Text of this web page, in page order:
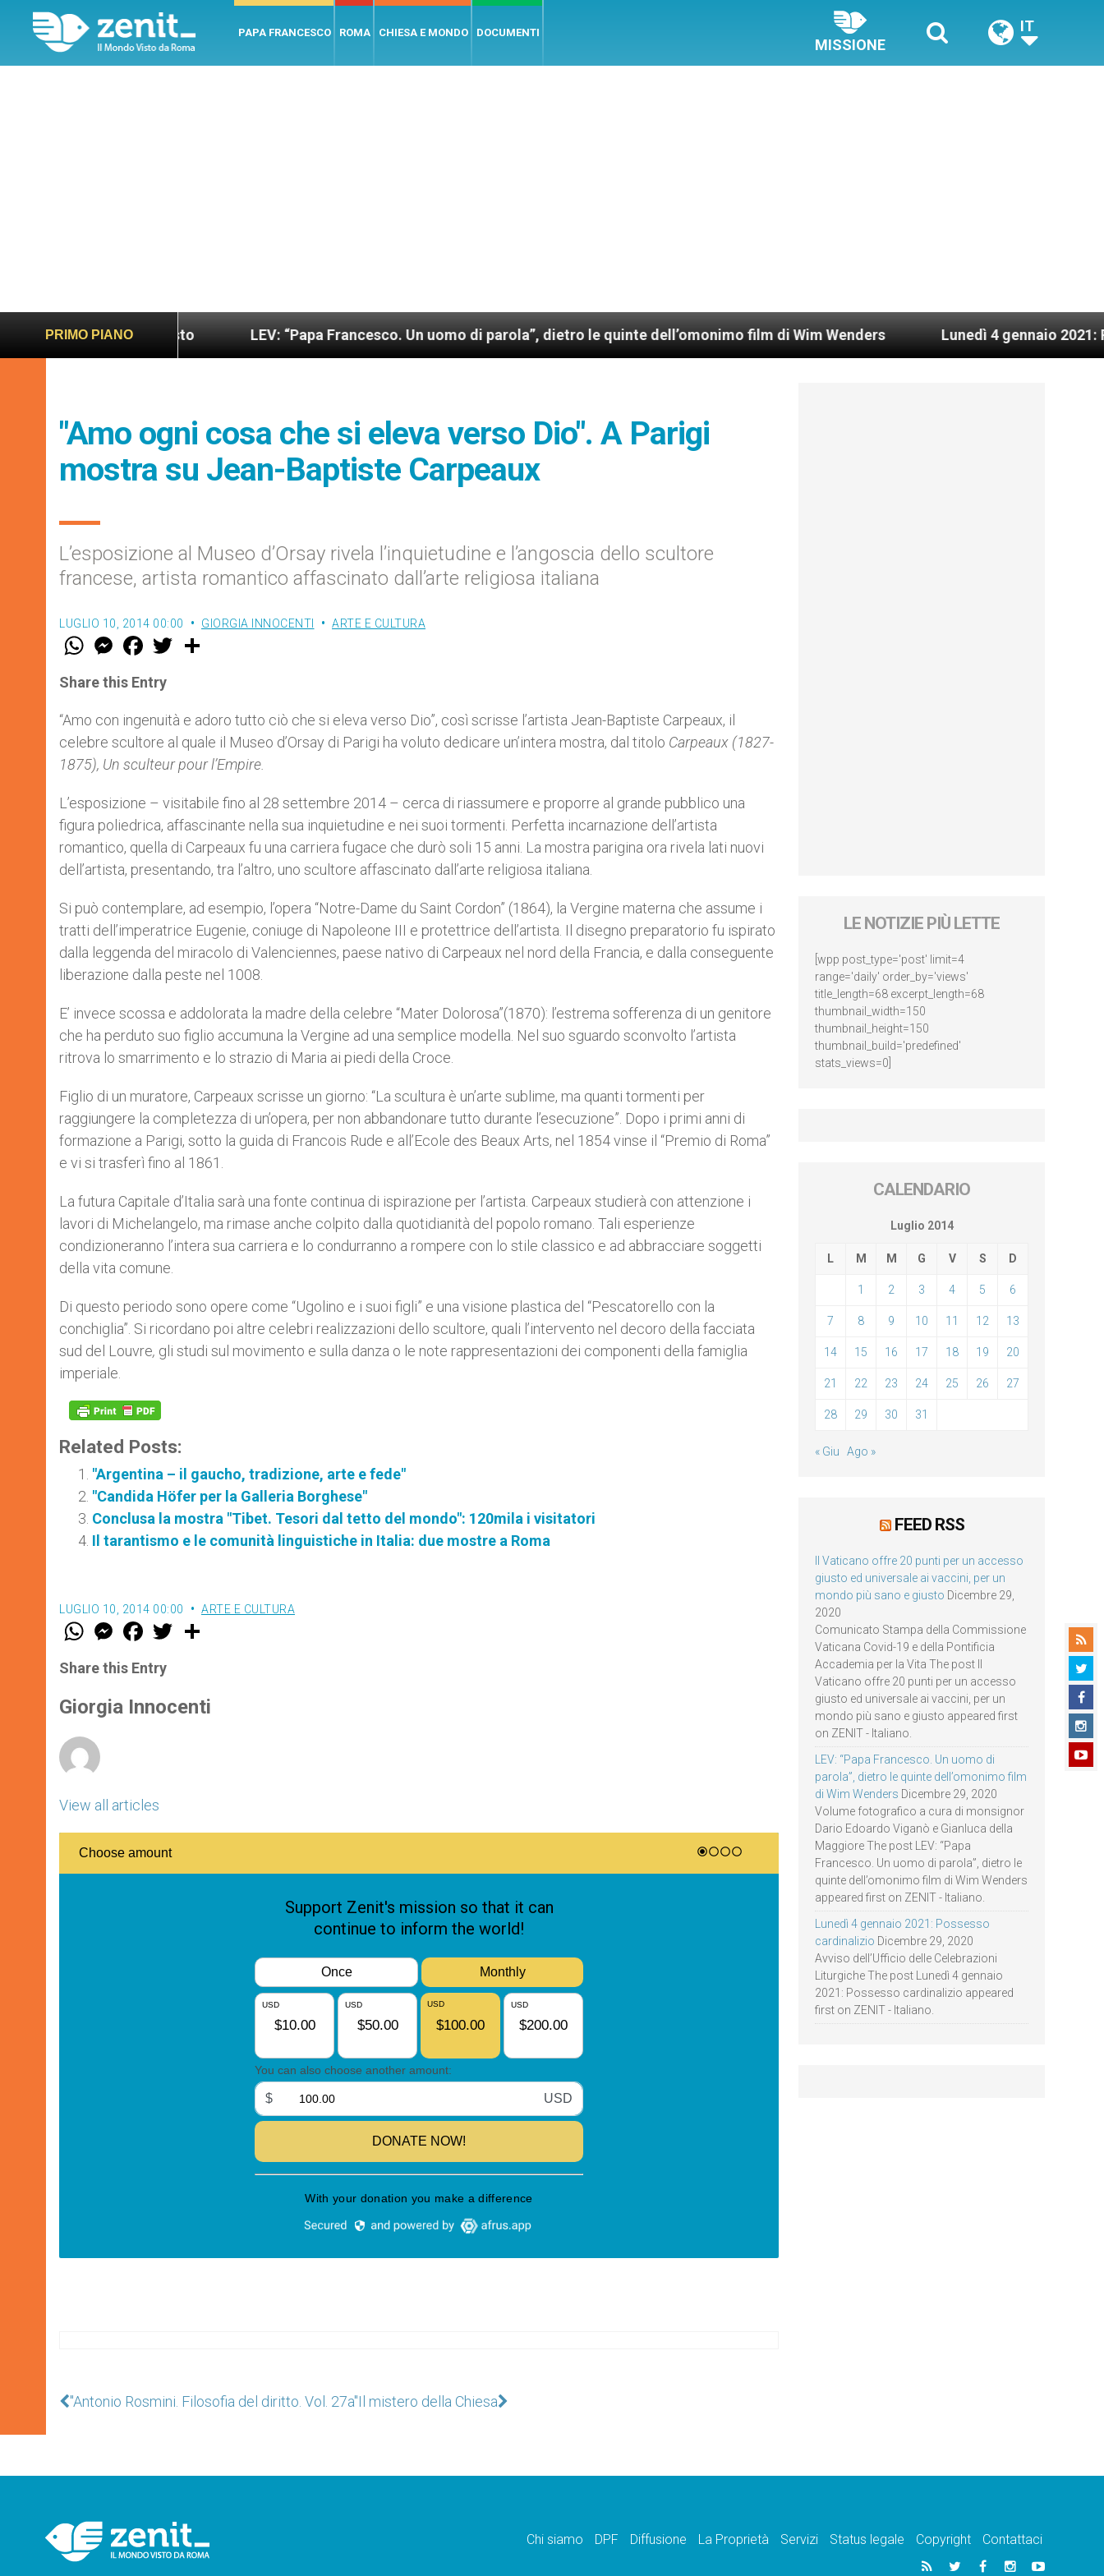
PAPA FRANCESCO ROMA CHIESA E MONDO DOCUMENTI
MISSIONE
IT
PRIMO PIANO
più sano e giusto LEV: “Papa Francesco. Un uomo di parola”, dietro le quinte dell’omonimo film di Wim Wenders Lunedì 4 gennaio 2021:
"Amo ogni cosa che si eleva verso Dio". A Parigi
mostra su Jean-Baptiste Carpeaux
L’esposizione al Museo d’Orsay rivela l’inquietudine e l’angoscia dello scultore
francese, artista romantico affascinato dall’arte religiosa italiana
LUGLIO 10, 2014 00:00 GIORGIA INNOCENTI ARTE E CULTURA
W
t
s
p
p
M
e
s
e
g
e
r
F
a
e
b
o
k
w
r
Share this Entry
“Amo con ingenuità e adoro tutto ciò che si eleva verso Dio”, così scrisse l’artista Jean-Baptiste Carpeaux, il
celebre scultore al quale il Museo d’Orsay di Parigi ha voluto dedicare un’intera mostra, dal titolo Carpeaux (1827-
1875), Un sculteur pour l’Empire.
L’esposizione – visitabile fino al 28 settembre 2014 – cerca di riassumere e proporre al grande pubblico una
figura poliedrica, affascinante nella sua inquietudine e nei suoi tormenti. Perfetta incarnazione dell’artista
romantico, quella di Carpeaux fu una carriera fugace che durò soli 15 anni. La mostra parigina ora rivela lati nuovi
dell’artista, presentando, tra l’altro, uno scultore affascinato dall’arte religiosa italiana.
Si può contemplare, ad esempio, l’opera “Notre-Dame du Saint Cordon” (1864), la Vergine materna che assume i
tratti dell’imperatrice Eugenie, coniuge di Napoleone III e protettrice dell’artista. Il disegno preparatorio fu ispirato
dalla leggenda del miracolo di Valenciennes, paese nativo di Carpeaux nel nord della Francia, e dalla conseguente
liberazione dalla peste nel 1008.
E’ invece scossa e addolorata la madre della celebre “Mater Dolorosa”(1870): l’estrema sofferenza di un genitore
che ha perduto suo figlio accumuna la Vergine ad una semplice modella. Nel suo sguardo sconvolto l’artista
ritrova lo smarrimento e lo strazio di Maria ai piedi della Croce.
Figlio di un muratore, Carpeaux scrisse un giorno: “La scultura è un’arte sublime, ma quanti tormenti per
raggiungere la completezza di un’opera, per non abbandonare tutto durante l’esecuzione”. Dopo i primi anni di
formazione a Parigi, sotto la guida di Francois Rude e all’Ecole des Beaux Arts, nel 1854 vinse il “Premio di Roma”
e vi si trasferì fino al 1861.
La futura Capitale d’Italia sarà una fonte continua di ispirazione per l’artista. Carpeaux studierà con attenzione i
lavori di Michelangelo, ma rimase anche colpito dalla quotidianità del popolo romano. Tali esperienze
condizioneranno l’intera sua carriera e lo condurranno a rompere con lo stile classico e ad abbracciare soggetti
della vita comune.
Di questo periodo sono opere come “Ugolino e i suoi figli” e una visione plastica del “Pescatorello con la
conchiglia”. Si ricordano poi altre celebri realizzazioni dello scultore, quali l’intervento nel decoro della facciata
sud del Louvre, gli studi sul movimento e sulla danza o le note rappresentazioni dei componenti della famiglia
imperiale.
Related Posts:
"Argentina – il gaucho, tradizione, arte e fede"
"Candida Höfer per la Galleria Borghese"
Conclusa la mostra "Tibet. Tesori dal tetto del mondo": 120mila i visitatori
Il tarantismo e le comunità linguistiche in Italia: due mostre a Roma
LUGLIO 10, 2014 00:00 ARTE E CULTURA
W
t
s
p
p
M
e
s
e
g
e
F
a
e
b
o
k
w
r
Share this Entry
Giorgia Innocenti
View all articles
"Antonio Rosmini. Filosofia del diritto. Vol. 27a"Il mistero della Chiesa
LE NOTIZIE PIÙ LETTE
[wpp post_type='post' limit=4
range='daily' order_by='views'
title_length=68 excerpt_length=68
thumbnail_width=150
thumbnail_height=150
thumbnail_build='predefined'
stats_views=0]
CALENDARIO
Luglio 2014
L M M G V S D
1 2 3 4 5 6
7 8 9 10 11 12 13
14 15 16 17 18 19 20
21 22 23 24 25 26 27
28 29 30 31
« Giu Ago »
FEED RSS
Il Vaticano offre 20 punti per un accesso
giusto ed universale ai vaccini, per un
mondo più sano e giusto Dicembre 29,
2020
Comunicato Stampa della Commissione
Vaticana Covid-19 e della Pontificia
Accademia per la Vita The post Il
Vaticano offre 20 punti per un accesso
giusto ed universale ai vaccini, per un
mondo più sano e giusto appeared first
on ZENIT - Italiano.
LEV: “Papa Francesco. Un uomo di
parola”, dietro le quinte dell’omonimo film
di Wim Wenders Dicembre 29, 2020
Volume fotografico a cura di monsignor
Dario Edoardo Viganò e Gianluca della
Maggiore The post LEV: “Papa
Francesco. Un uomo di parola”, dietro le
quinte dell’omonimo film di Wim Wenders
appeared first on ZENIT - Italiano.
Lunedì 4 gennaio 2021: Possesso
cardinalizio Dicembre 29, 2020
Avviso dell’Ufficio delle Celebrazioni
Liturgiche The post Lunedì 4 gennaio
2021: Possesso cardinalizio appeared
first on ZENIT - Italiano.
Chi siamo DPF Diffusione La Proprietà Servizi Status legale Copyright Contattaci